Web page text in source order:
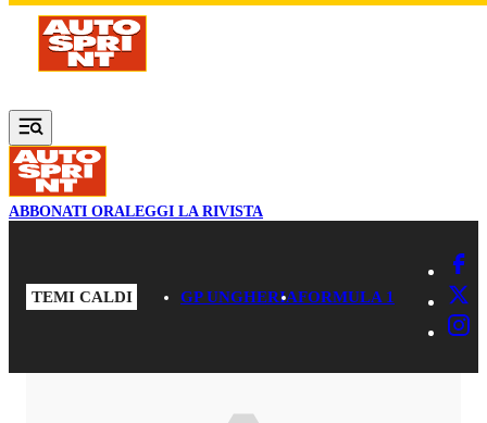
Vai al contenuto principale
ABBONATI ORALEGGI LA RIVISTA
TEMI CALDI GP UNGHERIAFORMULA 1